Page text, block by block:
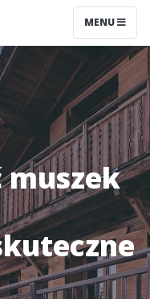
MENU
muszek